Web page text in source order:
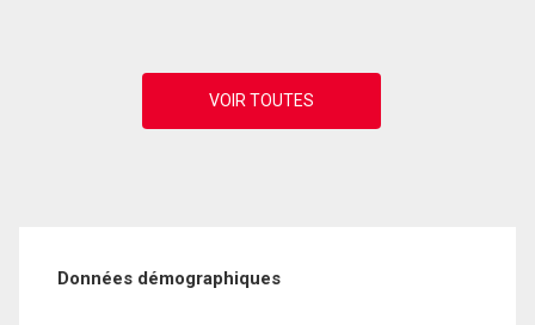
Données démographiques